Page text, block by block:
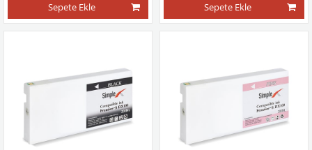
Sepete Ekle Sepete Ekle